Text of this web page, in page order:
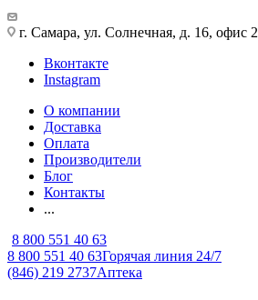
г. Самара, ул. Солнечная, д. 16, офис 2
Вконтакте
Instagram
О компании
Доставка
Оплата
Производители
Блог
Контакты
...
8 800 551 40 63
8 800 551 40 63Горячая линия 24/7
(846) 219 2737Аптека